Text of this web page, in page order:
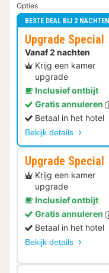
Opties
BESTE DEAL BIJ 2 NACHTEN
Upgrade Special
Vanaf 2 nachten
Krijg een kamer
upgrade
Inclusief ontbijt
Gratis annuleren
Betaal in het hotel
Bekijk details
Upgrade Special
Krijg een kamer
upgrade
Inclusief ontbijt
Gratis annuleren
Betaal in het hotel
Bekijk details